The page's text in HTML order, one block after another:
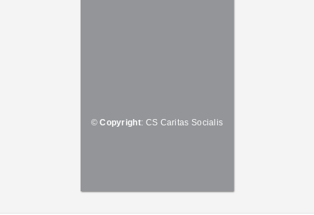
©Copyright: CS Caritas Socialis